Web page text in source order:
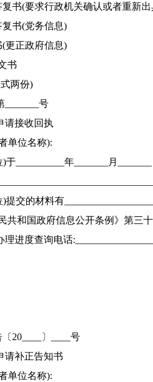
复书(要求行政机关确认或者重新
复书(党务信息)
(更正政府信息)
书
两份)
_______号
请接收回执
单位名称):
于__________年_______月
交的材料有
共和国政府信息公开条例》第三
进度查询电话
〔20____〕____号
请补正告知书
单位名称):